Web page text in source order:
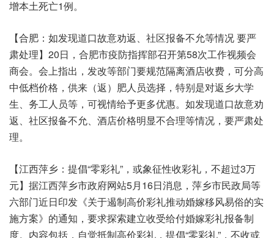
增本土死亡1例。
【合肥：如发现道口故意劝返、社区报备不允等情况 要严
肃处理】20日，合肥市疫防指挥部召开第58次工作视频会
商会。会上指出，发改等部门要规范隔离酒店收费，可分高
中低档价格，供来（返）肥人员选择，特别是对返乡大学
生、务工人员等，可视情给予更多优惠。如发现道口故意劝
返、社区报备不允、酒店价格明显不合理等情况，要严肃处
理。
【江西萍乡：提倡“零彩礼”，或象征性收彩礼，不超过3万
元】据江西萍乡市政府网站5月16日消息，萍乡市民政局等
六部门近日印发《关于遏制高价彩礼推动婚嫁移风易俗的实
施方案》的通知，要求探索建立收受给付婚嫁彩礼报备制
度。内容包括，自觉抵制高价彩礼，提倡“零彩礼”，不收或